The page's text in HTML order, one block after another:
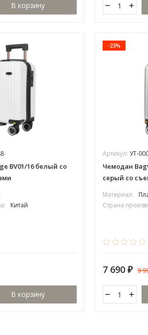
В корзину
BV01/16 белый со
Китай
В корзину
-23%
Артикул:УТ-
Чемодан
серый со
Материал:
Страна
7 690₽ 9